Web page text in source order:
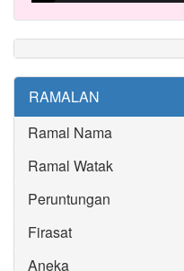
RAMALAN
Ramal Nama
Ramal Watak
Peruntungan
Firasat
Aneka